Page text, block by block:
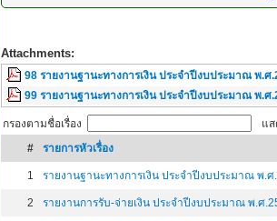
Attachments:
98 รายงานฐานะทางการเงิน ประจำปีงบประมาณ พ.ศ
99 รายงานฐานะทางการเงิน ประจำปีงบประมาณ พ.ศ
กรองตามชื่อเรื่อง
แส
#
รายการหัวเรื่อง
1 รายงานฐานะทางการเงิน ประจำปีงบประมาณ พ.ศ
2 รายงานการรับ-จ่ายเงิน ประจำปีงบประมาณ พ.ศ